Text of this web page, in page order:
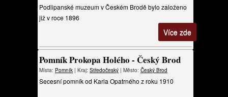
Podlipanské muzeum v Českém Brodě bylo založeno
již v roce 1896
Více zde
Pomník Prokopa Holého - Český Brod
Místa: Pomník | Kraj: Středočeský | Město: Český Brod
Secesní pomník od Karla Opatrného z roku 1910